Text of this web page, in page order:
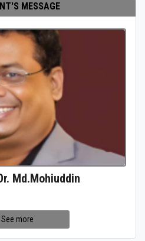
MESSAGE
Md.Mohiuddin
See more